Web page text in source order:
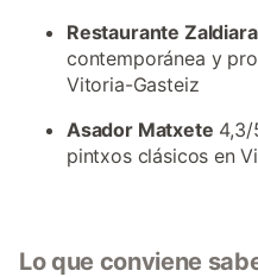
Restaurante
contemporánea y
Vitoria-Gasteiz
Asador Matxete 4,3/
pintxos clásicos en
Lo que conviene